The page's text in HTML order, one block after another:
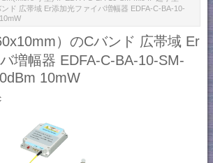
ンド 広帯域 Er添加光ファイバ増幅器 EDFA-C-BA-10-
）のCバンド 広帯域 Er
増幅器 EDFA-C-BA-10-SM-
10mW